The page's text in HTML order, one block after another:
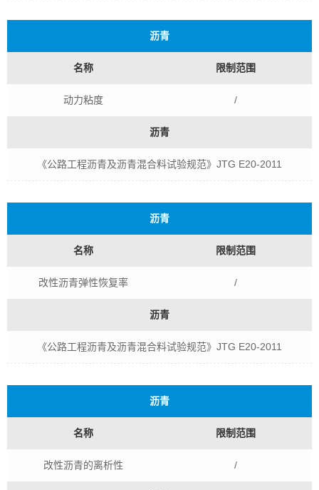
沥青
名称 限制范围
动力粘度 /
沥青
《公路工程沥青及沥青混合料试验规范》JTG E20-2011
沥青
名称 限制范围
改性沥青弹性恢复率 /
沥青
《公路工程沥青及沥青混合料试验规范》JTG E20-2011
沥青
名称 限制范围
改性沥青的离析性 /